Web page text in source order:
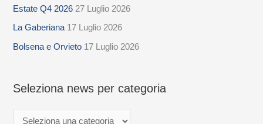
Estate Q4 2026 27 Luglio 2026
La Gaberiana 17 Luglio 2026
Bolsena e Orvieto 17 Luglio 2026
Seleziona news per categoria
l
e
z